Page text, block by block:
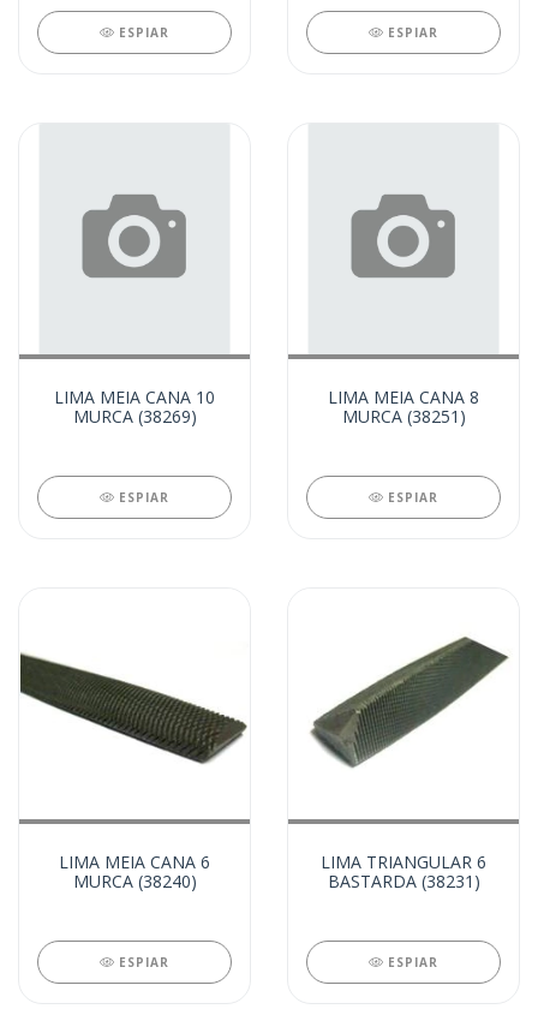
ESPIAR ESPIAR
LIMA MEIA CANA 10
MURCA (38269)
ESPIAR
LIMA MEIA CANA 8
MURCA (38251)
ESPIAR
LIMA MEIA CANA 6
MURCA (38240)
ESPIAR
LIMA TRIANGULAR 6
BASTARDA (38231)
ESPIAR